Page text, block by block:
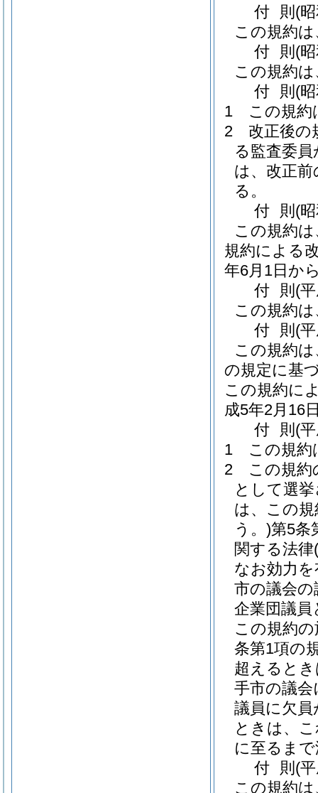
付 則 (
この規約
付 則 (
この規約
付 則 (
1
この規約
2
改正後の
る監査委
は、改正
る。
付 則 (
この規約
規約による
年6月1日か
付 則 (
この規約
付 則 (
この規約
の規定に基
この規約に
成5年2月16
付 則 (
1
この規約
2
この規約
として選
は、この
う。)第5条
関する法律
なお効力
市の議会
企業団議
この規約
条第1項の
超えると
手市の議
議員に欠
ときは、
に至るま
付 則 (
この規約